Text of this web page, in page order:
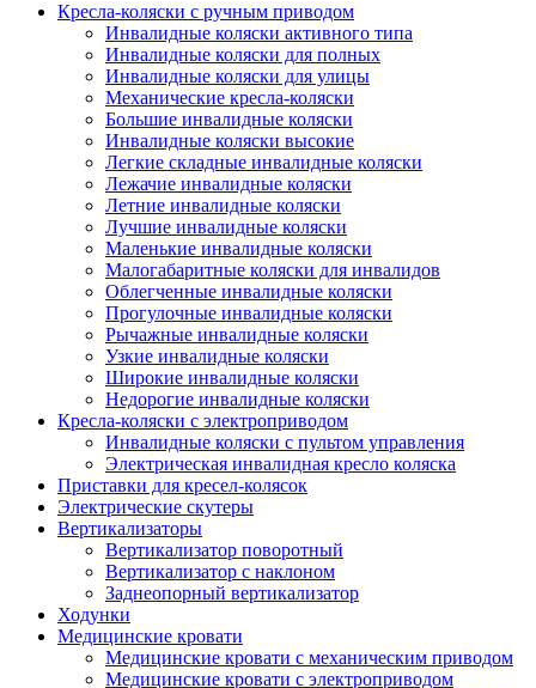
Кресла-коляски с ручным приводом
Инвалидные коляски активного типа
Инвалидные коляски для полных
Инвалидные коляски для улицы
Механические кресла-коляски
Большие инвалидные коляски
Инвалидные коляски высокие
Легкие складные инвалидные коляски
Лежачие инвалидные коляски
Летние инвалидные коляски
Лучшие инвалидные коляски
Маленькие инвалидные коляски
Малогабаритные коляски для инвалидов
Облегченные инвалидные коляски
Прогулочные инвалидные коляски
Рычажные инвалидные коляски
Узкие инвалидные коляски
Широкие инвалидные коляски
Недорогие инвалидные коляски
Кресла-коляски с электроприводом
Инвалидные коляски с пультом управления
Электрическая инвалидная кресло коляска
Приставки для кресел-колясок
Электрические скутеры
Вертикализаторы
Вертикализатор поворотный
Вертикализатор с наклоном
Заднеопорный вертикализатор
Ходунки
Медицинские кровати
Медицинские кровати с механическим приводом
Медицинские кровати с электроприводом